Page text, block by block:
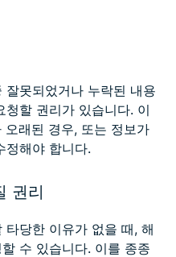
못되었거나 누락된 내용
할 권리가 있습니다. 이
래된 경우, 또는 정보가
정해야 합니다.
권리
당한 이유가 없을 때, 해
수 있습니다. 이를 종종